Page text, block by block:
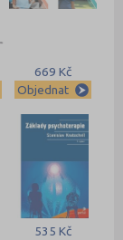
669 Kč
Objednat
535 Kč